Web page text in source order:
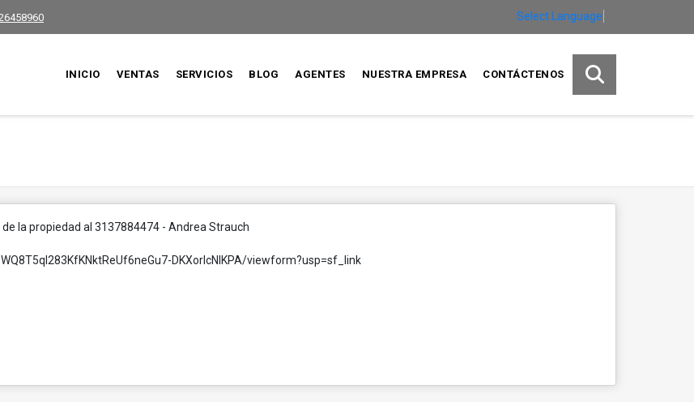
Select Language
INICIO VENTAS SERVICIOS BLOG AGENTES NUESTRA EMPRESA CONTÁCTENOS
la propiedad al 3137884474 - Andrea Strauch
DKXorIcNIKPA/viewform?usp=sf_link